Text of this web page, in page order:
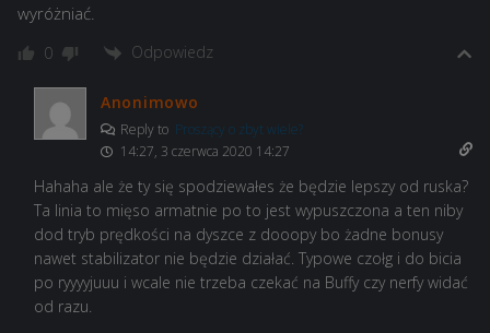
wyróżniać.
0 Odpowiedz
Anonimowo
Reply to Proszący o zbyt wiele?
14:27, 3 czerwca 2020 14:27
Hahaha ale że ty się spodziewałes że będzie lepszy od ruska?
Ta linia to mięso armatnie po to jest wypuszczona a ten niby
dod tryb prędkości na dyszce z dooopy bo żadne bonusy
nawet stabilizator nie będzie działać. Typowe czołg i do bicia
po ryyyyjuuu i wcale nie trzeba czekać na Buffy czy nerfy widać
od razu.